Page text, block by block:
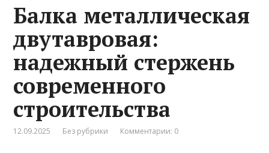
Балка металлическая
двутавровая:
надежный стержень
современного
строительства
12.09.2025 Без рубрики Комментарии: 0